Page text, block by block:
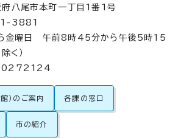
八尾市本町一丁目1番1号
3881
ら金曜日 午前8時45分から午後5時15
く）
）のご案内 各課の窓口
市の紹介